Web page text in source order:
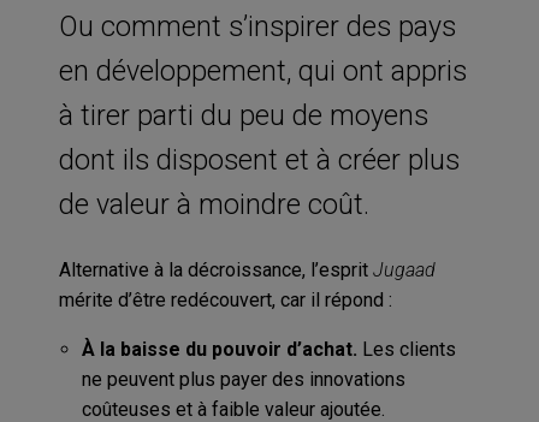
Ou comment s’inspirer des pays
en développement, qui ont appris
à tirer parti du peu de moyens
dont ils disposent et à créer plus
de valeur à moindre coût.
Alternative à la décroissance, l’esprit Jugaad
mérite d’être redécouvert, car il répond :
À la baisse du pouvoir d’achat. Les clients
ne peuvent plus payer des innovations
coûteuses et à faible valeur ajoutée.